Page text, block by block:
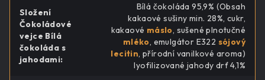
Složení
Čokoládové
vejce Bílá
čokoláda s
jahodami:
Bílá čokoláda 95,9% (Obsah
kakaové sušiny min. 28%, cukr,
kakaové máslo, sušené plnotučné
mléko, emulgátor E322 sójový
lecitin, přírodní vanilkové aroma)
lyofilizované jahody drť 4,1%